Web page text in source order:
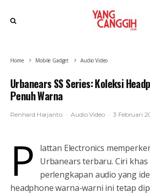
Home Mobile Gadget Audio Video
Urbanears SS Series: Koleksi
Penuh Warna
Renhard Harjanto · Audio Video · 3 Februari
P
lattan Electronics
Urbanears terbaru. Ciri
perlengkapan audio yang
headphone warna-warni ini tetap